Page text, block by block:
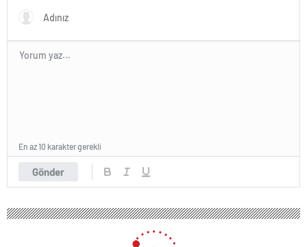
Gönder
En az 10 karakter gerekli